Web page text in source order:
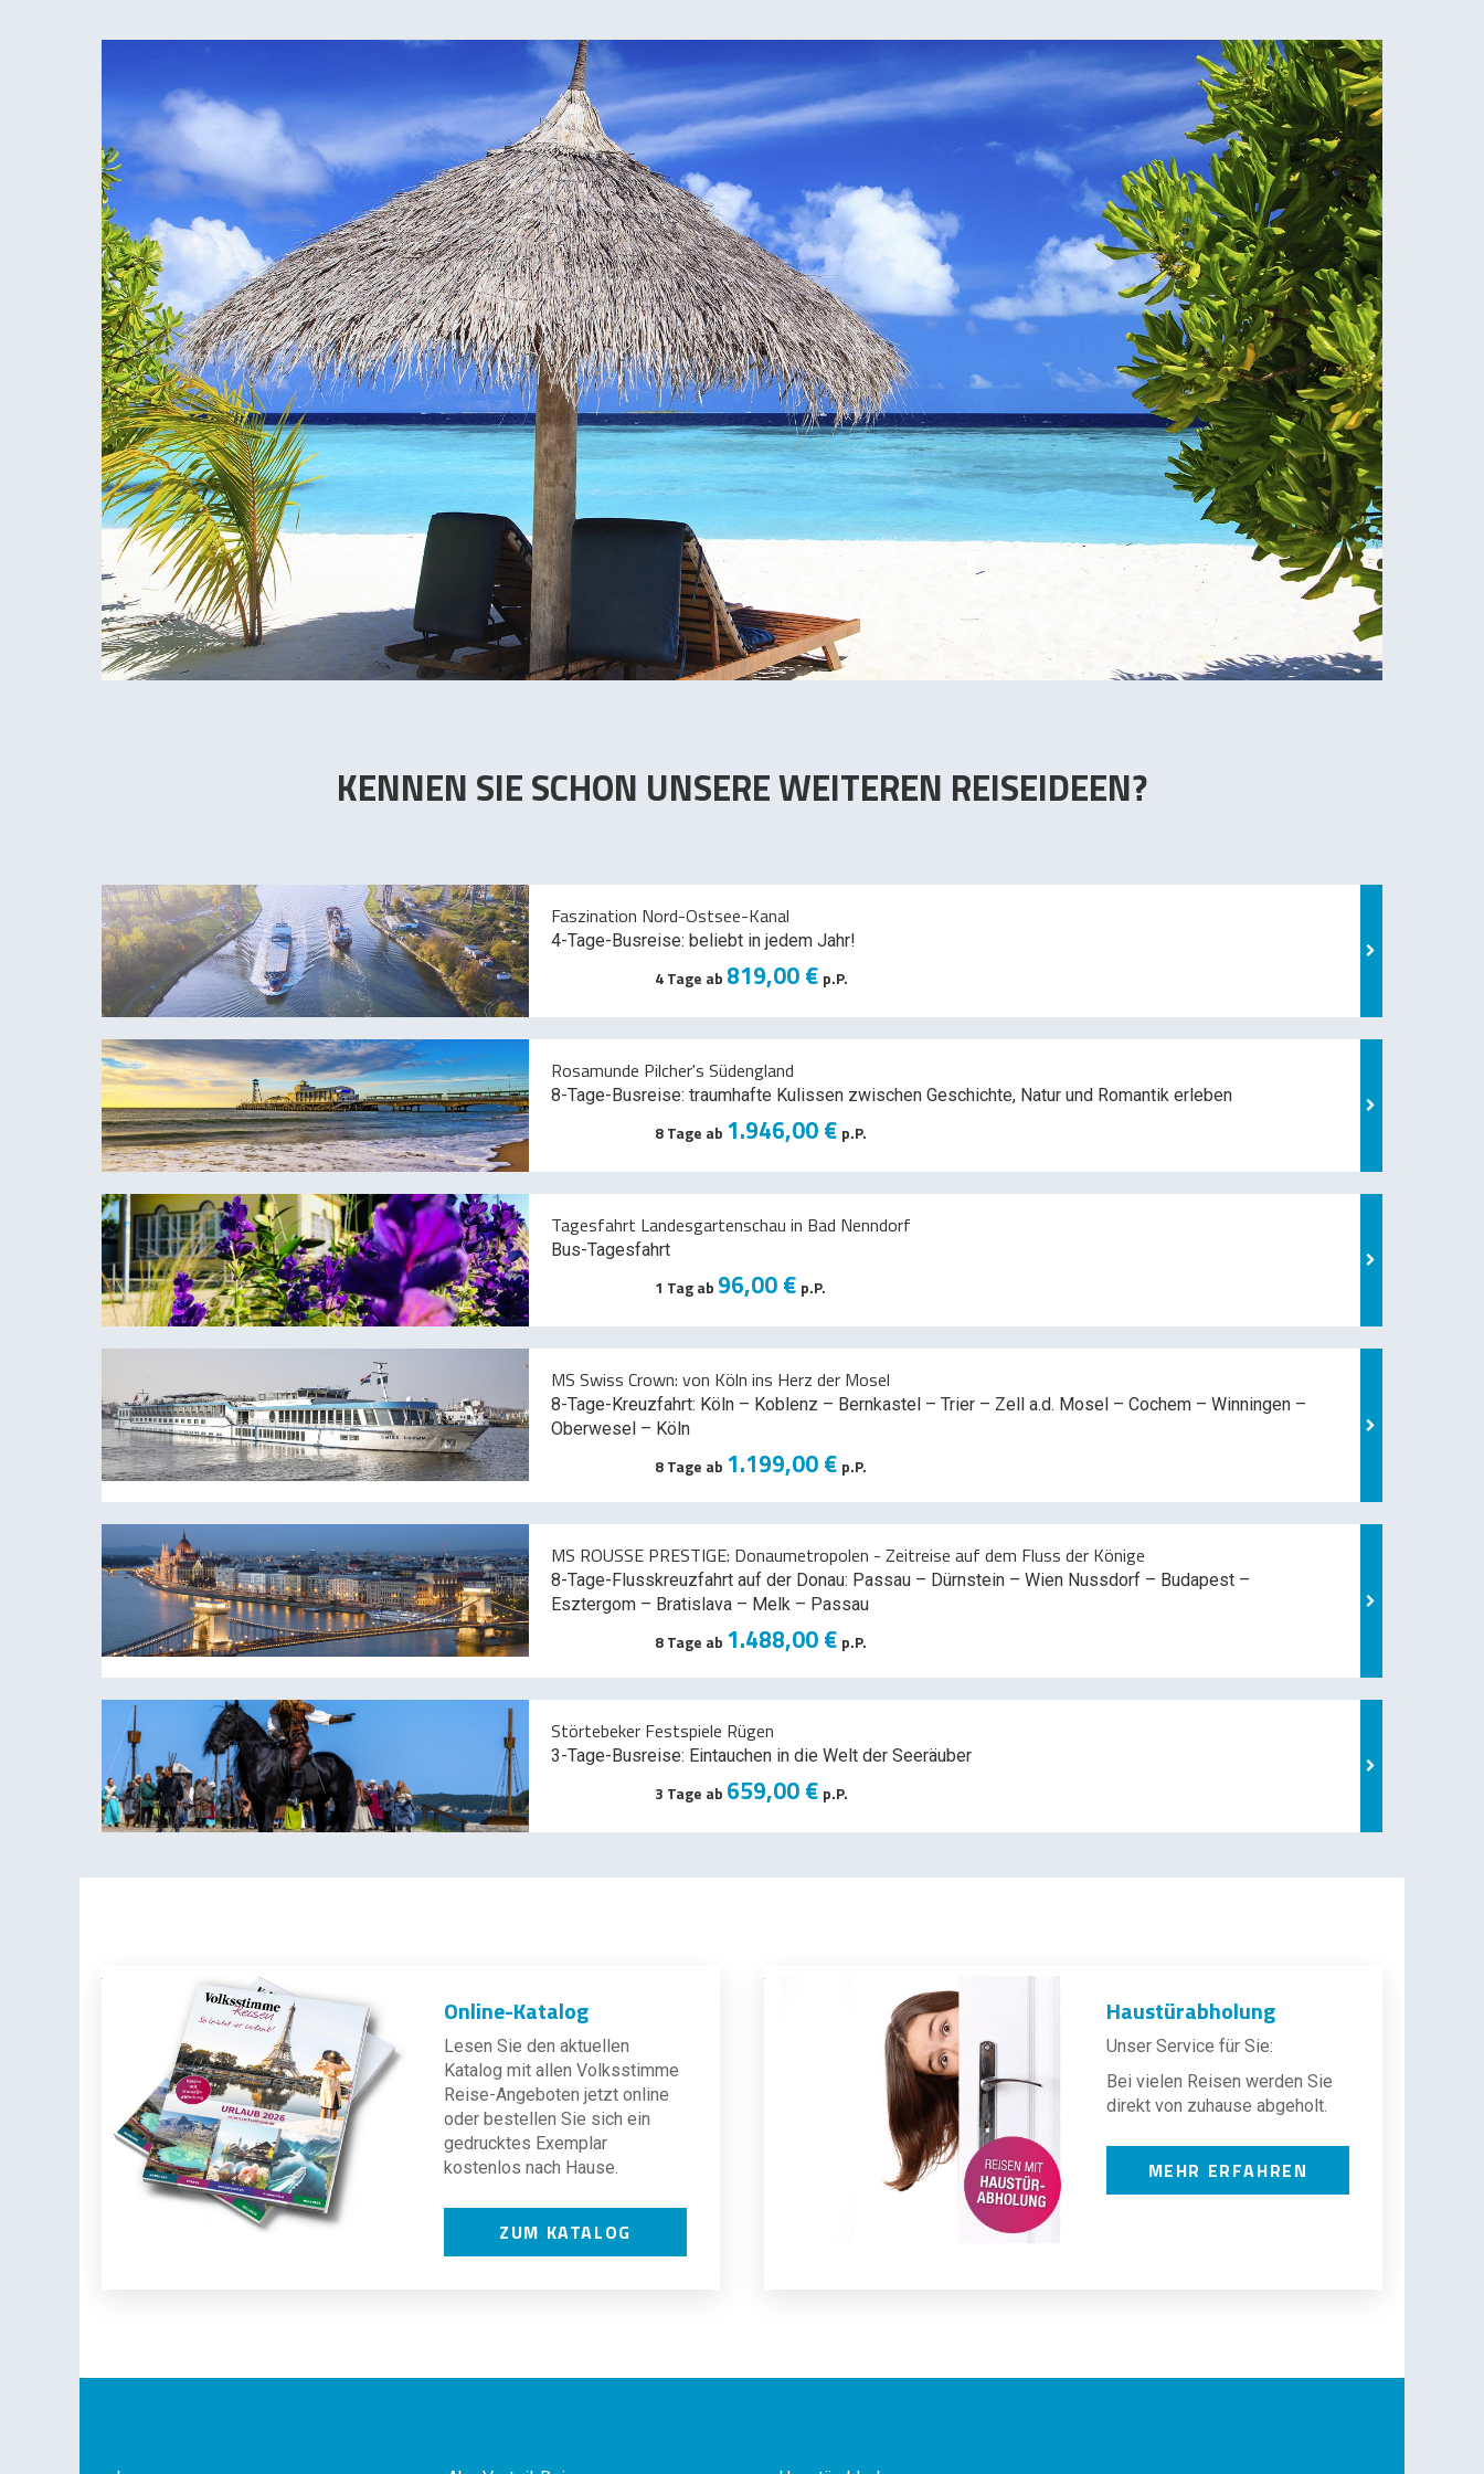
KENNEN SIE SCHON UNSERE WEITEREN REISEIDEEN?
Faszination Nord-Ostsee-Kanal
4-Tage-Busreise: beliebt in jedem Jahr!
4 Tage ab 819,00 € p.P.
Rosamunde Pilcher's Südengland
8-Tage-Busreise: traumhafte Kulissen zwischen Geschichte, Natur und Romantik erleben
8 Tage ab 1.946,00 € p.P.
Tagesfahrt Landesgartenschau in Bad Nenndorf
Bus-Tagesfahrt
1 Tag ab 96,00 € p.P.
MS Swiss Crown: von Köln ins Herz der Mosel
8-Tage-Kreuzfahrt: Köln – Koblenz – Bernkastel – Trier – Zell a.d. Mosel – Cochem – Winningen –
Oberwesel – Köln
8 Tage ab 1.199,00 € p.P.
MS ROUSSE PRESTIGE: Donaumetropolen - Zeitreise auf dem Fluss der Könige
8-Tage-Flusskreuzfahrt auf der Donau: Passau – Dürnstein – Wien Nussdorf – Budapest –
Esztergom – Bratislava – Melk – Passau
8 Tage ab 1.488,00 € p.P.
Störtebeker Festspiele Rügen
3-Tage-Busreise: Eintauchen in die Welt der Seeräuber
3 Tage ab 659,00 € p.P.
Online-Katalog
Lesen Sie den aktuellen
Katalog mit allen Volksstimme
Reise-Angeboten jetzt online
oder bestellen Sie sich ein
gedrucktes Exemplar
kostenlos nach Hause.
ZUM KATALOG
Haustürabholung
Unser Service für Sie:
Bei vielen Reisen werden Sie
direkt von zuhause abgeholt.
MEHR ERFAHREN